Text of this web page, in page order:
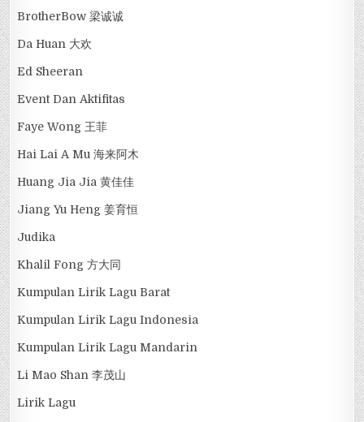
BrotherBow 梁诚诚
Da Huan 大欢
Ed Sheeran
Event Dan Aktifitas
Faye Wong 王菲
Hai Lai A Mu 海来阿木
Huang Jia Jia 黄佳佳
Jiang Yu Heng 姜育恒
Judika
Khalil Fong 方大同
Kumpulan Lirik Lagu Barat
Kumpulan Lirik Lagu Indonesia
Kumpulan Lirik Lagu Mandarin
Li Mao Shan 李茂山
Lirik Lagu